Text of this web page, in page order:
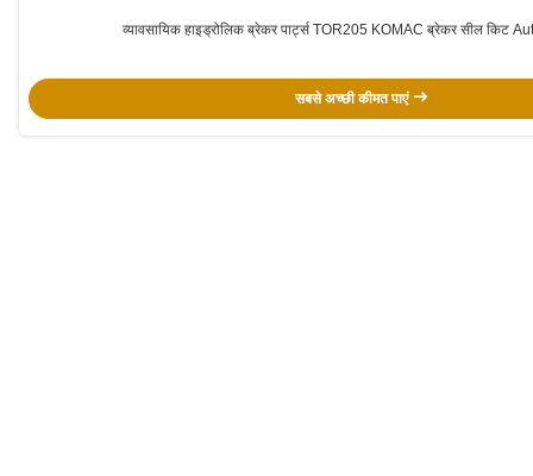
व्यावसायिक हाइड्रोलिक ब्रेकर पार्ट्स TOR205 KOMAC ब्रेकर सील किट
सबसे अच्छी कीमत पाएं